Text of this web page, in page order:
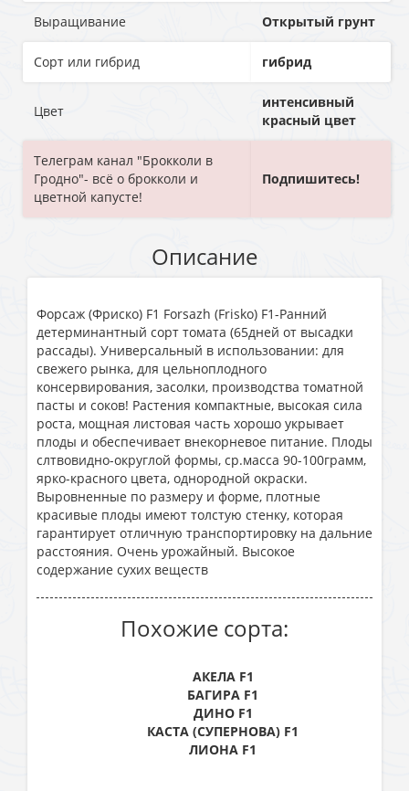
Выращивание Открытый грунт
Сорт или гибрид гибрид
Цвет
интенсивный
красный цвет
Телеграм канал "Брокколи в
Гродно"- всё о брокколи и
цветной капусте!
Подпишитесь!
Описание
Форсаж (Фриско) F1 Forsazh (Frisko) F1-Ранний
детерминантный сорт томата (65дней от высадки
рассады). Универсальный в использовании: для
свежего рынка, для цельноплодного
консервирования, засолки, производства томатной
пасты и соков! Растения компактные, высокая сила
роста, мощная листовая часть хорошо укрывает
плоды и обеспечивает внекорневое питание. Плоды
слтвовидно-округлой формы, ср.масса 90-100грамм,
ярко-красного цвета, однородной окраски.
Выровненные по размеру и форме, плотные
красивые плоды имеют толстую стенку, которая
гарантирует отличную транспортировку на дальние
расстояния. Очень урожайный. Высокое
содержание сухих веществ
Похожие сорта:
АКЕЛА F1
БАГИРА F1
ДИНО F1
КАСТА (СУПЕРНОВА) F1
ЛИОНА F1